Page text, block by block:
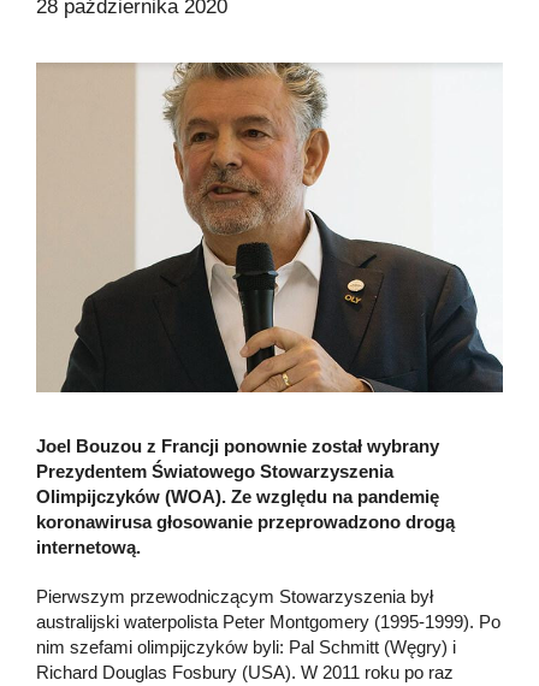
28 października 2020
Joel Bouzou z Francji ponownie został wybrany
Prezydentem Światowego Stowarzyszenia
Olimpijczyków (WOA). Ze względu na pandemię
koronawirusa głosowanie przeprowadzono drogą
internetową.
Pierwszym przewodniczącym Stowarzyszenia był
australijski waterpolista Peter Montgomery (1995-1999). Po
nim szefami olimpijczyków byli: Pal Schmitt (Węgry) i
Richard Douglas Fosbury (USA). W 2011 roku po raz